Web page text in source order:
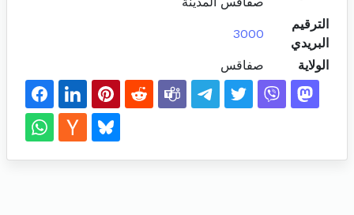
الترقيم
البريدي
3000
الولاية صفاقس